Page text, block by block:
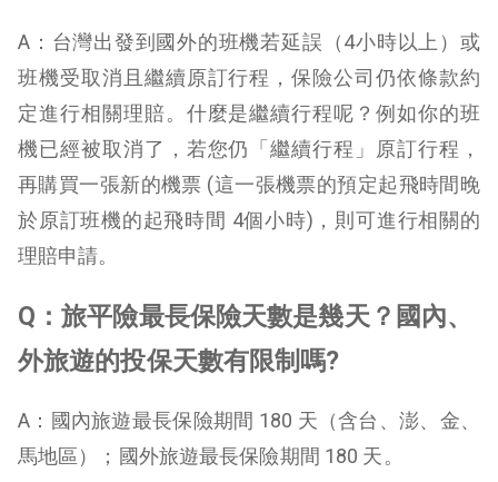
A：台灣出發到國外的班機若延誤（4小時以上）或
班機受取消且繼續原訂行程，保險公司仍依條款約
定進行相關理賠。什麼是繼續行程呢？例如你的班
機已經被取消了，若您仍「繼續行程」原訂行程，
再購買一張新的機票 (這一張機票的預定起飛時間晚
於原訂班機的起飛時間 4個小時)，則可進行相關的
理賠申請。
Q：旅平險最長保險天數是幾天？國內、
外旅遊的投保天數有限制嗎?
A：國內旅遊最長保險期間 180 天（含台、澎、金、
馬地區）；國外旅遊最長保險期間 180 天。